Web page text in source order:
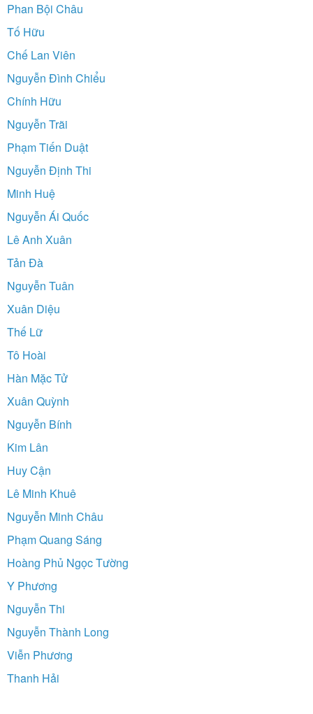
Phan Bội Châu
Tố Hữu
Chế Lan Viên
Nguyễn Đình Chiểu
Chính Hữu
Nguyễn Trãi
Phạm Tiến Duật
Nguyễn Định Thi
Minh Huệ
Nguyễn Ái Quốc
Lê Anh Xuân
Tản Đà
Nguyễn Tuân
Xuân Diệu
Thế Lữ
Tô Hoài
Hàn Mặc Tử
Xuân Quỳnh
Nguyễn Bính
Kim Lân
Huy Cận
Lê Minh Khuê
Nguyễn Minh Châu
Phạm Quang Sáng
Hoàng Phủ Ngọc Tường
Y Phương
Nguyễn Thi
Nguyễn Thành Long
Viễn Phương
Thanh Hải